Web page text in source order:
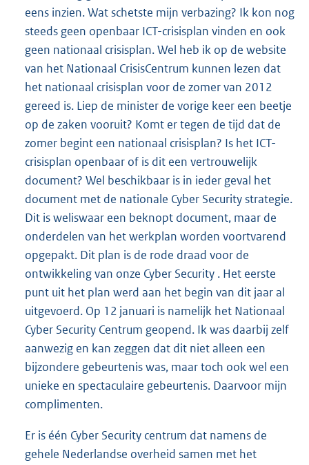
eens inzien. Wat schetste mijn verbazing? Ik kon nog
steeds geen openbaar ICT-crisisplan vinden en ook
geen nationaal crisisplan. Wel heb ik op de website
van het Nationaal CrisisCentrum kunnen lezen dat
het nationaal crisisplan voor de zomer van 2012
gereed is. Liep de minister de vorige keer een beetje
op de zaken vooruit? Komt er tegen de tijd dat de
zomer begint een nationaal crisisplan? Is het ICT-
crisisplan openbaar of is dit een vertrouwelijk
document? Wel beschikbaar is in ieder geval het
document met de nationale Cyber Security strategie.
Dit is weliswaar een beknopt document, maar de
onderdelen van het werkplan worden voortvarend
opgepakt. Dit plan is de rode draad voor de
ontwikkeling van onze Cyber Security . Het eerste
punt uit het plan werd aan het begin van dit jaar al
uitgevoerd. Op 12 januari is namelijk het Nationaal
Cyber Security Centrum geopend. Ik was daarbij zelf
aanwezig en kan zeggen dat dit niet alleen een
bijzondere gebeurtenis was, maar toch ook wel een
unieke en spectaculaire gebeurtenis. Daarvoor mijn
complimenten.
Er is één Cyber Security centrum dat namens de
gehele Nederlandse overheid samen met het